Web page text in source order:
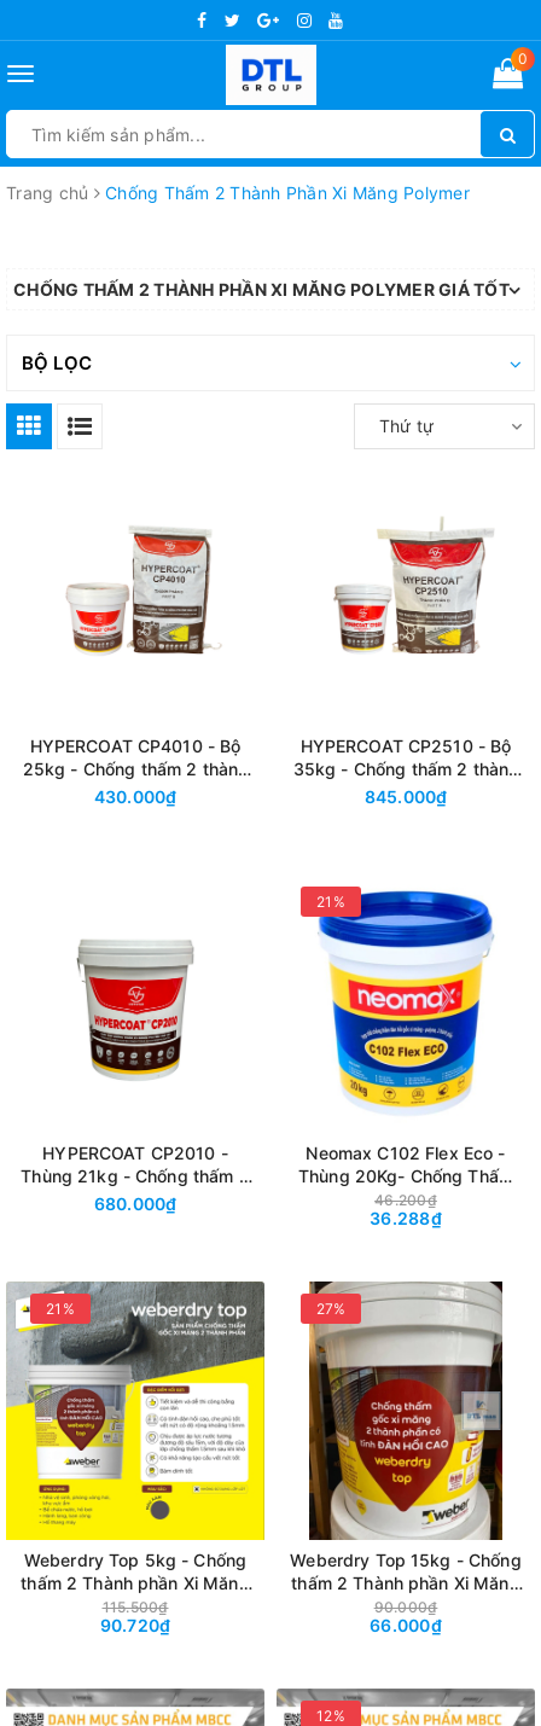
Toggle
0
Trang chủ Chống Thấm 2 Thành Phần Xi Măng Polymer
CHỐNG THẤM 2 THÀNH PHẦN XI MĂNG POLYMER GIÁ TỐT
BỘ LỌC
Thứ tự
HYPERCOAT CP4010 - Bộ
25kg - Chống thấm 2 thành
phần gốc Xi măng + Polymer
430.000₫
HYPERCOAT CP2510 - Bộ
35kg - Chống thấm 2 thành
phần gốc Xi măng + Polymer
845.000₫
HYPERCOAT CP2010 -
Thùng 21kg - Chống thấm 2
thành phần gốc Xi măng +
680.000₫
21%
Neomax C102 Flex Eco -
Thùng 20Kg- Chống Thấm
Đàn Hồi 2 Thành Phần Gốc Xi
Măng + Polymer
46.200₫
36.288₫
21%
Weberdry Top 5kg - Chống
thấm 2 Thành phần Xi Măng
+ Polymer đàn hồi cao
115.500₫
90.720₫
27%
Weberdry Top 15kg - Chống
thấm 2 Thành phần Xi Măng
+ Polymer đàn hồi cao
90.000₫
66.000₫
12%